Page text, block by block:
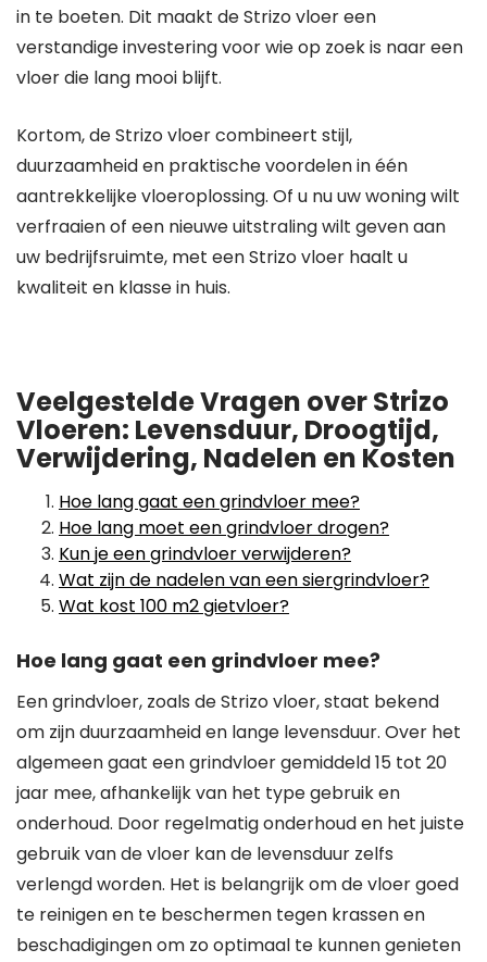
in te boeten. Dit maakt de Strizo vloer een
verstandige investering voor wie op zoek is naar een
vloer die lang mooi blijft.
Kortom, de Strizo vloer combineert stijl,
duurzaamheid en praktische voordelen in één
aantrekkelijke vloeroplossing. Of u nu uw woning wilt
verfraaien of een nieuwe uitstraling wilt geven aan
uw bedrijfsruimte, met een Strizo vloer haalt u
kwaliteit en klasse in huis.
Veelgestelde Vragen over Strizo
Vloeren: Levensduur, Droogtijd,
Verwijdering, Nadelen en Kosten
Hoe lang gaat een grindvloer mee?
Hoe lang moet een grindvloer drogen?
Kun je een grindvloer verwijderen?
Wat zijn de nadelen van een siergrindvloer?
Wat kost 100 m2 gietvloer?
Hoe lang gaat een grindvloer mee?
Een grindvloer, zoals de Strizo vloer, staat bekend
om zijn duurzaamheid en lange levensduur. Over het
algemeen gaat een grindvloer gemiddeld 15 tot 20
jaar mee, afhankelijk van het type gebruik en
onderhoud. Door regelmatig onderhoud en het juiste
gebruik van de vloer kan de levensduur zelfs
verlengd worden. Het is belangrijk om de vloer goed
te reinigen en te beschermen tegen krassen en
beschadigingen om zo optimaal te kunnen genieten